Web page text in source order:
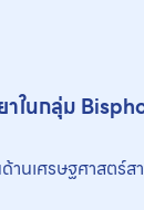
าในกลุ่ม
นเศรษฐศาสตร์